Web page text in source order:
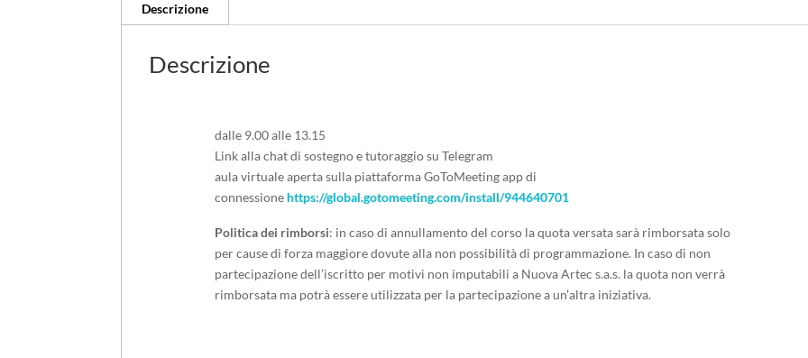
Descrizione
Descrizione
dalle 9.00 alle 13.15
Link alla chat di sostegno e tutoraggio su Telegram
aula virtuale aperta sulla piattaforma GoToMeeting app di
connessione https://global.gotomeeting.com/install/944640701
Politica dei rimborsi: in caso di annullamento del corso la quota versata sarà rimborsata solo
per cause di forza maggiore dovute alla non possibilità di programmazione. In caso di non
partecipazione dell’iscritto per motivi non imputabili a Nuova Artec s.a.s. la quota non verrà
rimborsata ma potrà essere utilizzata per la partecipazione a un’altra iniziativa.